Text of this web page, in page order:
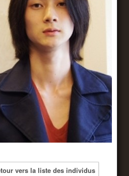
vers la liste des individus